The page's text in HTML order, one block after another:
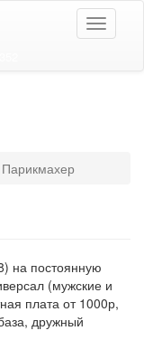
Toggle
Парикмахер
на постоянную
(мужские и
плата от 1000р,
дружный